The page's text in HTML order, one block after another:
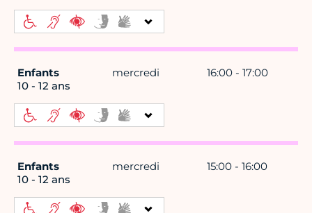
Enfants
10 - 12 ans
mercredi 16:00 - 17:00
Enfants
10 - 12 ans
mercredi 15:00 - 16:00